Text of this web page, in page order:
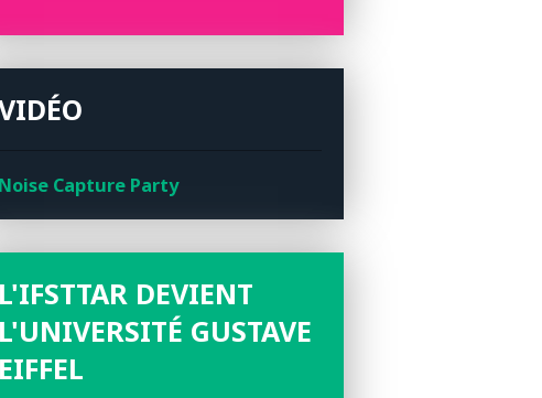
Noise Capture Party
L'IFSTTAR DEVIENT
L'UNIVERSITÉ GUSTAVE
EIFFEL